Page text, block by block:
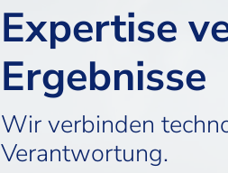
Expertise
Ergebnisse
Wir verbinden
Verantwortung.